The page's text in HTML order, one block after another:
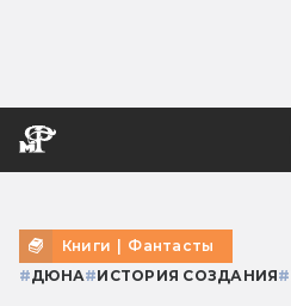
Книги | Фантасты
#ДЮНА#ИСТОРИЯ СОЗДАНИЯ#